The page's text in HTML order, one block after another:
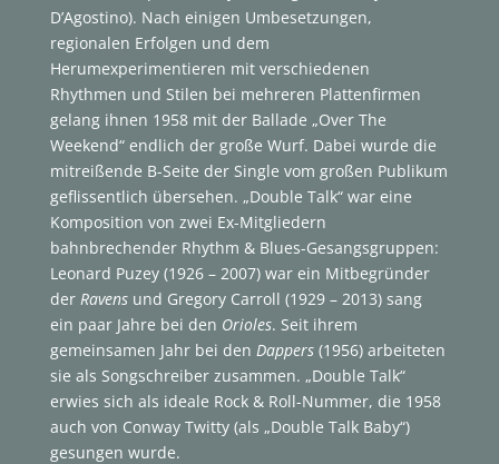
D’Agostino). Nach einigen Umbesetzungen,
regionalen Erfolgen und dem
Herumexperimentieren mit verschiedenen
Rhythmen und Stilen bei mehreren Plattenfirmen
gelang ihnen 1958 mit der Ballade „Over The
Weekend“ endlich der große Wurf. Dabei wurde die
mitreißende B-Seite der Single vom großen Publikum
geflissentlich übersehen. „Double Talk“ war eine
Komposition von zwei Ex-Mitgliedern
bahnbrechender Rhythm & Blues-Gesangsgruppen:
Leonard Puzey (1926 – 2007) war ein Mitbegründer
der Ravensund Gregory Carroll (1929 – 2013) sang
ein paar Jahre bei den Orioles. Seit ihrem
gemeinsamen Jahr bei den Dappers(1956) arbeiteten
sie als Songschreiber zusammen. „Double Talk“
erwies sich als ideale Rock & Roll-Nummer, die 1958
auch von Conway Twitty (als „Double Talk Baby“)
gesungen wurde.